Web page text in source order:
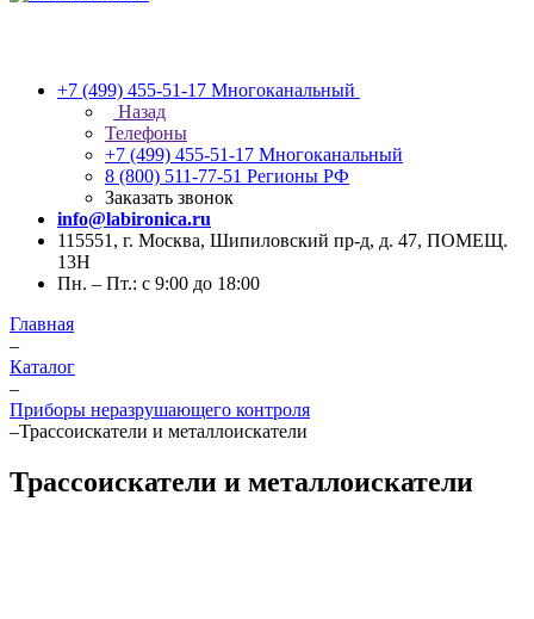
+7 (499) 455-51-17 Многоканальный
Назад
Телефоны
+7 (499) 455-51-17 Многоканальный
8 (800) 511-77-51 Регионы РФ
Заказать звонок
info@labironica.ru
115551, г. Москва, Шипиловский пр-д, д. 47, ПОМЕЩ.
13Н
Пн. – Пт.: с 9:00 до 18:00
Главная
–
Каталог
–
Приборы неразрушающего контроля
–Трассоискатели и металлоискатели
Трассоискатели и металлоискатели